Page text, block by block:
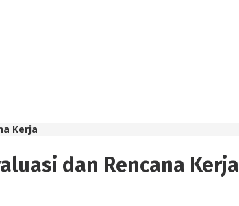
Kerja
dan Rencana Kerja